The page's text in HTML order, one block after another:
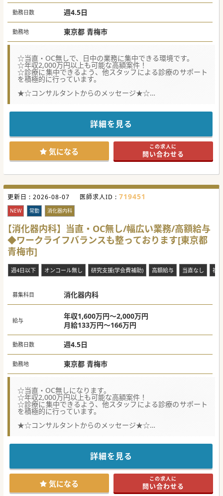
勤務日数 週4.5日
勤務地 東京都 青梅市
☆当直・OC無しで、日中の業務に集中できる環境です。
☆年収2,000万円以上も可能な高額案件！
☆診療に集中できるよう、他スタッフによる診療のサポート
を積極的に行っています。
★☆コンサルタントからのメッセージ★☆
半世紀以上に渡って、地域に密着した医療を提供してきまし
ドクターが働きやすい環境づくりに力を入れており、当直や
休日の対応がありません。
患者様の来院が多い日中に、医師が診療に専念できるような
体制が整えられています。
JR中央線の快特のご利用で、都内からも通いやすく、実際に
都内から通勤されている先生もいらっしゃいます。
医師体制は、常勤医師7名、非常勤医師7名です。
詳細を見る
気になる この求人に
問い合わせる
更新日 : 2026-08-07 医師求人ID : 719451
NEW 常勤 消化器内科
【消化器内科】当直・OC無し/幅広い業務/高額給与
◆ワークライフバランスも整っております[東京都
青梅市]
週4日以下 オンコール無し 研究支援(学会費補助) 高額給与 当直なし 複
募集科目 消化器内科
給与
年収1,600万円～2,000万円
月給133万円～166万円
勤務日数 週4.5日
勤務地 東京都 青梅市
☆当直・OC無しになります。
☆年収2,000万円以上も可能な高額案件！
☆診療に集中できるよう、他スタッフによる診療のサポート
を積極的に行っています。
★☆コンサルタントからのメッセージ★☆
半世紀以上に渡って、地域に密着した医療を提供してきまし
ドクターが働きやすい環境づくりに力を入れており、当直や
休日の対応がありません。
患者様の来院が多い日中に、医師が診療に専念できるような
体制が整えられています。
JR中央線の快特のご利用で、都内からも通いやすく、実際に
都内から通勤されている先生もいらっしゃいます。
原則週4.5日勤務となりますが、週3～4日勤務の相談も可能
詳細を見る
気になる この求人に
問い合わせる